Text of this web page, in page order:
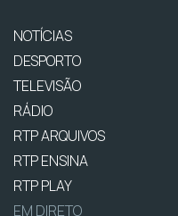
NOTÍCIAS
DESPORTO
TELEVISÃO
RÁDIO
RTP ARQUIVOS
RTP ENSINA
RTP PLAY
EM DIRETO